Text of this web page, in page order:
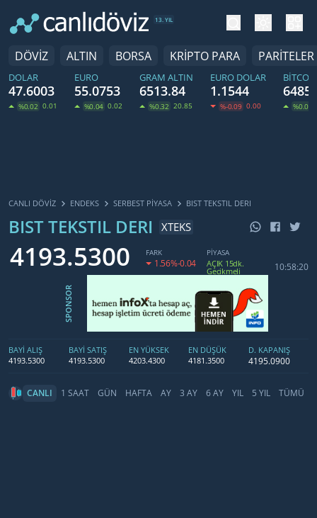
13. YIL
DÖVİZ ALTIN BORSA KRİPTO PARA PARİTELER
DOLAR
47.6003
%0.02 0.01
EURO
55.0753
%0.04 0.02
GRAM ALTIN
6513.84
%0.32 20.85
EURO DOLAR
1.1544
%-0.09 0.00 %0.01
CANLI DÖVİZ ENDEKS SERBEST PIYASA BIST TEKSTIL DERI
BIST TEKSTIL DERI XTEKS
4193.5300 FARK
1.56%-0.04
PİYASA
AÇIK 15dk.
Gecikmeli 10:58:20
SPONSOR
BAYİ ALIŞ
4193.5300
BAYİ SATIŞ
4193.5300
EN YÜKSEK
4203.4300
EN DÜŞÜK
4181.3500
D. KAPANIŞ
4195.0900
CANLI 1 SAAT GÜN HAFTA AY 3 AY 6 AY YIL 5 YIL TÜMÜ